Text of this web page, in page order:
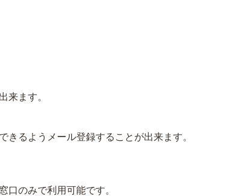
来ます。
るようメール登録することが出来ます。
のみで利用可能です。